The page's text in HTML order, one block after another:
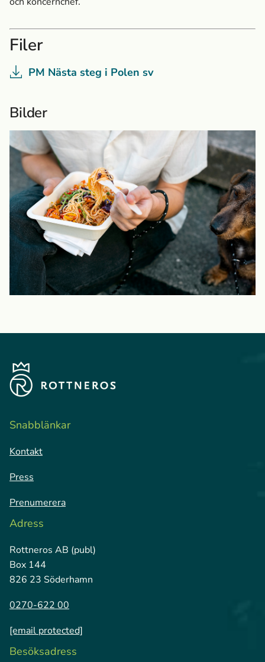
Filer
PM Nästa steg i Polen sv
Bilder
Snabblänkar
Kontakt
Press
Prenumerera
Adress
Rottneros AB (publ)
Box 144
826 23 Söderhamn
0270-622 00
[email protected]
Besöksadress